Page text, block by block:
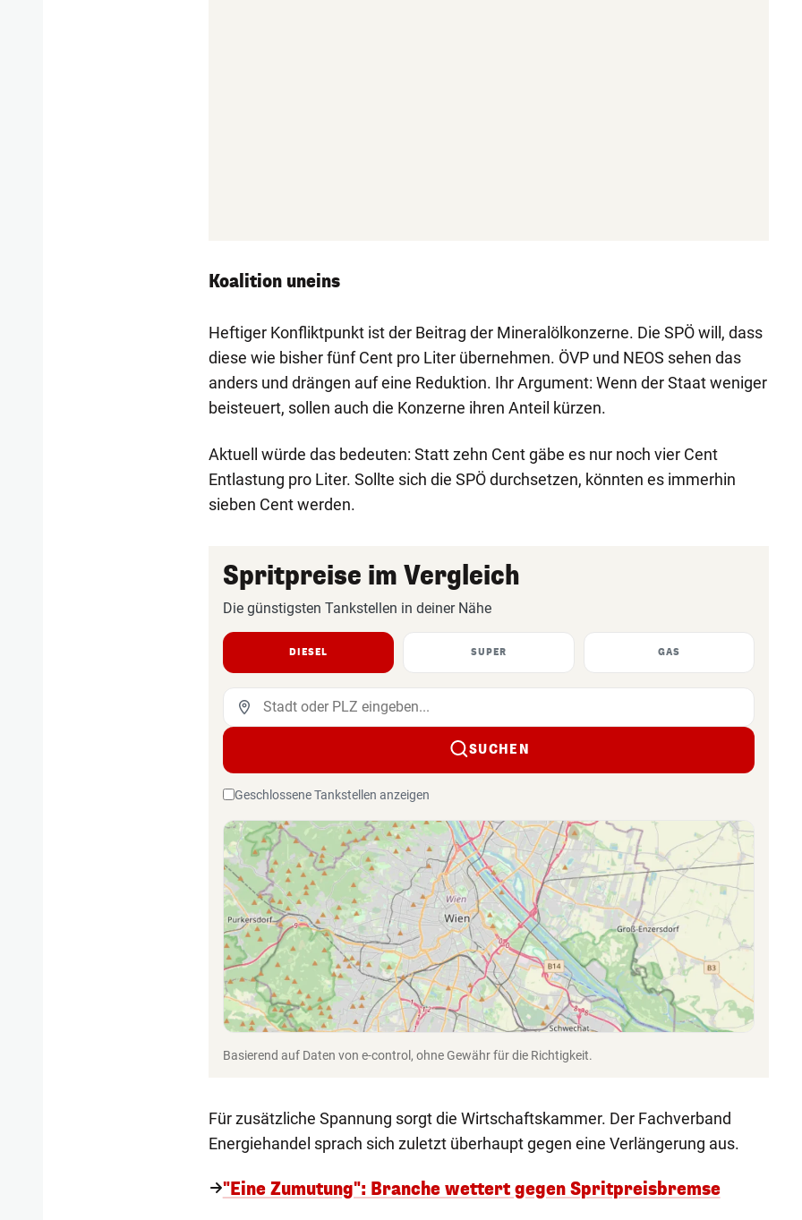
Koalition uneins
Heftiger Konfliktpunkt ist der Beitrag der Mineralölkonzerne. Die SPÖ will, dass
diese wie bisher fünf Cent pro Liter übernehmen. ÖVP und NEOS sehen das
anders und drängen auf eine Reduktion. Ihr Argument: Wenn der Staat weniger
beisteuert, sollen auch die Konzerne ihren Anteil kürzen.
Aktuell würde das bedeuten: Statt zehn Cent gäbe es nur noch vier Cent
Entlastung pro Liter. Sollte sich die SPÖ durchsetzen, könnten es immerhin
sieben Cent werden.
Spritpreise im Vergleich
Die günstigsten Tankstellen in deiner Nähe
DIESEL SUPER GAS
SUCHEN
Geschlossene Tankstellen anzeigen
Basierend auf Daten von e-control, ohne Gewähr für die Richtigkeit.
Für zusätzliche Spannung sorgt die Wirtschaftskammer. Der Fachverband
Energiehandel sprach sich zuletzt überhaupt gegen eine Verlängerung aus.
"Eine Zumutung": Branche wettert gegen Spritpreisbremse